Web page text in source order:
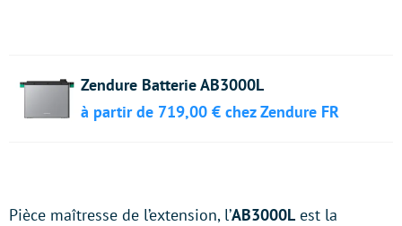
Zendure Batterie AB3000L
à partir de 719,00 € chez Zendure FR
Pièce maîtresse de l’extension, l’AB3000L est la